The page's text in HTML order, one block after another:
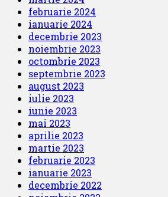
februarie 2024
ianuarie 2024
decembrie 2023
noiembrie 2023
octombrie 2023
septembrie 2023
august 2023
iulie 2023
iunie 2023
mai 2023
aprilie 2023
martie 2023
februarie 2023
ianuarie 2023
decembrie 2022